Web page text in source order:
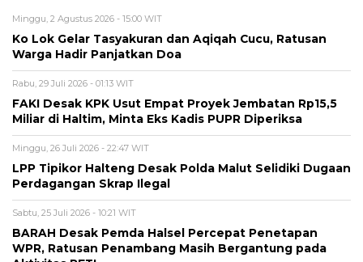
Minggu, 2 Agustus 2026 - 15:00 WIT
Ko Lok Gelar Tasyakuran dan Aqiqah Cucu, Ratusan
Warga Hadir Panjatkan Doa
Rabu, 29 Juli 2026 - 01:13 WIT
FAKI Desak KPK Usut Empat Proyek Jembatan Rp15,5
Miliar di Haltim, Minta Eks Kadis PUPR Diperiksa
Minggu, 26 Juli 2026 - 22:47 WIT
LPP Tipikor Halteng Desak Polda Malut Selidiki Dugaan
Perdagangan Skrap Ilegal
Sabtu, 25 Juli 2026 - 10:21 WIT
BARAH Desak Pemda Halsel Percepat Penetapan
WPR, Ratusan Penambang Masih Bergantung pada